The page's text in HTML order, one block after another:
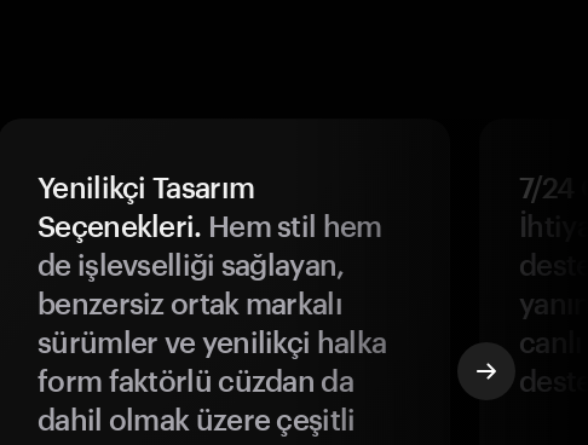
Yenilikçi Tasarım
Seçenekleri. Hem stil hem
de işlevselliği sağlayan,
benzersiz ortak markalı
sürümler ve yenilikçi halka
form faktörlü cüzdan da
dahil olmak üzere çeşitli
7/24